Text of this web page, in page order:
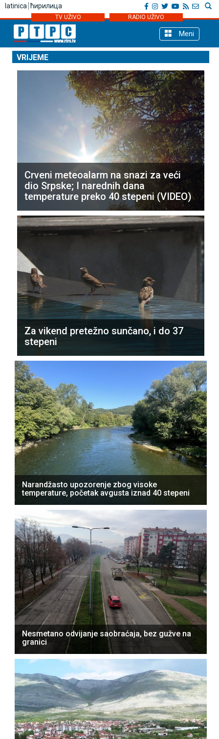
latinica ћирилица
TV UŽIVO RADIO UŽIVO
Meni
VRIJEME
Crveni meteoalarm na snazi za veći
dio Srpske; I narednih dana
temperature preko 40 stepeni (VIDEO)
Za vikend pretežno sunčano, i do 37
stepeni
Narandžasto upozorenje zbog visoke
temperature, početak avgusta iznad 40 stepeni
Nesmetano odvijanje saobraćaja, bez gužve na
granici